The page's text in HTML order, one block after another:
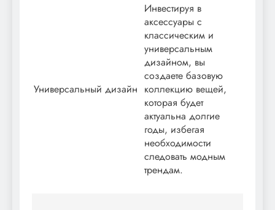
Универсальный дизайн
Инвестируя в
аксессуары с
классическим и
универсальным
дизайном, вы
создаете базовую
коллекцию вещей,
которая будет
актуальна долгие
годы, избегая
необходимости
следовать модным
трендам.